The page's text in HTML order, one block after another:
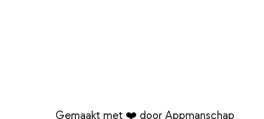
Gemaakt met ❤️ door Appmanschap